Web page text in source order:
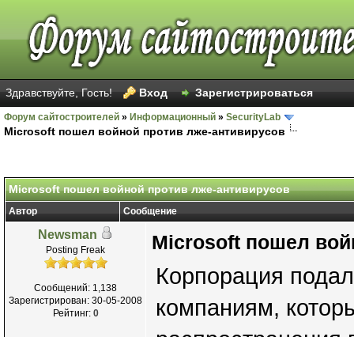
Здравствуйте, Гость! Вход Зарегистрироваться
Форум сайтостроителей » Информационный » SecurityLab
Microsoft пошел войной против лже-антивирусов
Microsoft пошел войной против лже-антивирусов
Автор Сообщение
Newsman
Posting Freak
Сообщений: 1,138
Зарегистрирован: 30-05-2008
Рейтинг: 0
Microsoft пошел
Корпорация
компаниям,